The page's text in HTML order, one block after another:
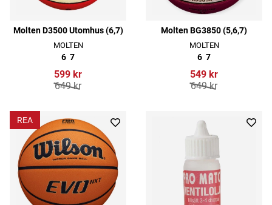
Molten D3500 Utomhus (6,7)
MOLTEN
6 7
599 kr
649 kr
Molten BG3850 (5,6,7)
MOLTEN
6 7
549 kr
649 kr
REA